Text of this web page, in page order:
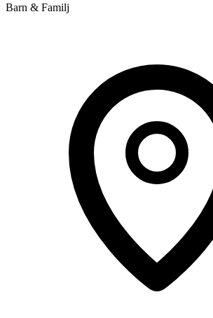
Barn & Familj